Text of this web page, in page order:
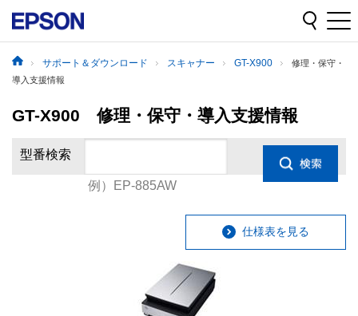
サポート＆ダウンロード スキャナー GT-X900
修理・保守・
導入支援情報
GT-X900 修理・保守・導入支援情報
型番検索
例）EP-885AW
仕様表を見る